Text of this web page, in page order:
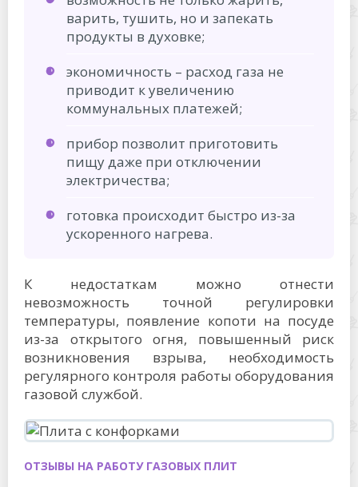
варить, тушить, но и запекать
продукты в духовке;
экономичность – расход газа не
приводит к увеличению
коммунальных платежей;
прибор позволит приготовить
пищу даже при отключении
электричества;
готовка происходит быстро из-за
ускоренного нагрева.
К недостаткам можно отнести
невозможность точной регулировки
температуры, появление копоти на посуде
из-за открытого огня, повышенный риск
возникновения взрыва, необходимость
регулярного контроля работы оборудования
газовой службой.
ОТЗЫВЫ НА РАБОТУ ГАЗОВЫХ ПЛИТ